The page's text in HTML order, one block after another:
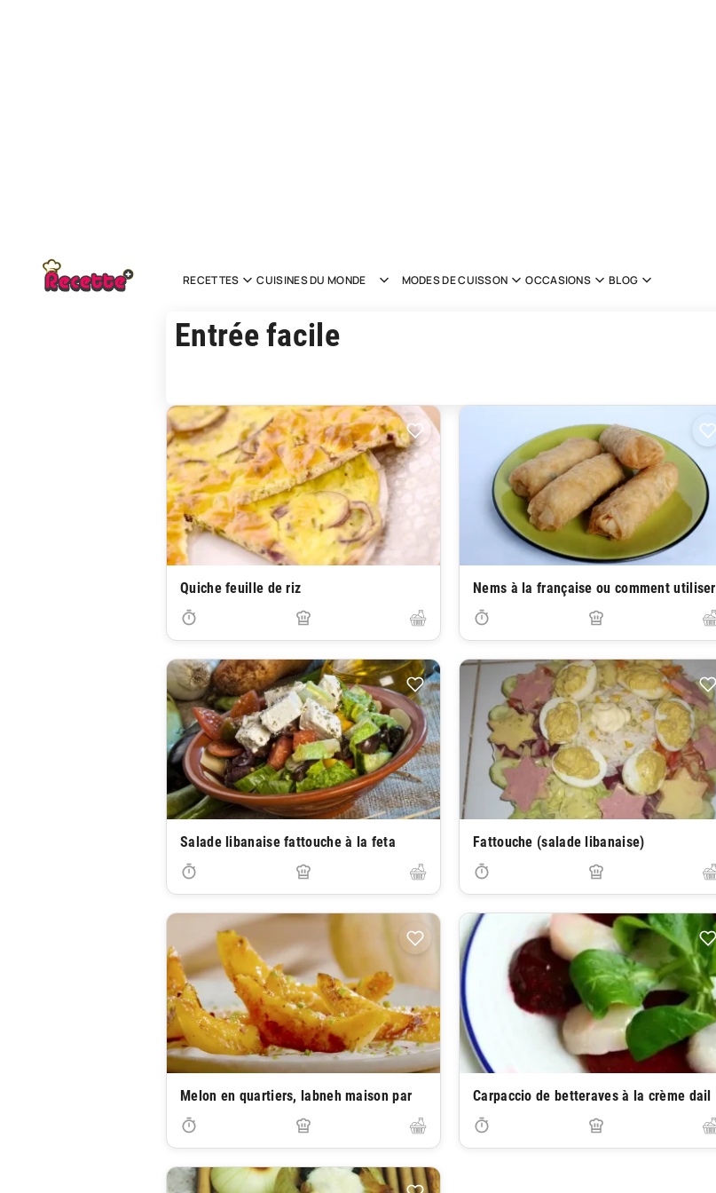
RECETTES CUISINES DU MONDE MODES DE CUISSON OCCASIONS BLOG
Entrée facile
Quiche feuille de riz Nems à la française ou comment utiliser
Salade libanaise fattouche à la feta Fattouche (salade libanaise)
Melon en quartiers, labneh maison par Carpaccio de betteraves à la crème dail